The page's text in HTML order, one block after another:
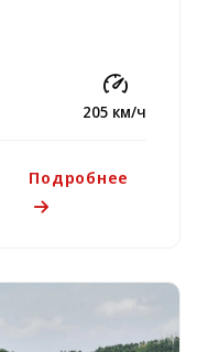
205 км/ч
Подробнее